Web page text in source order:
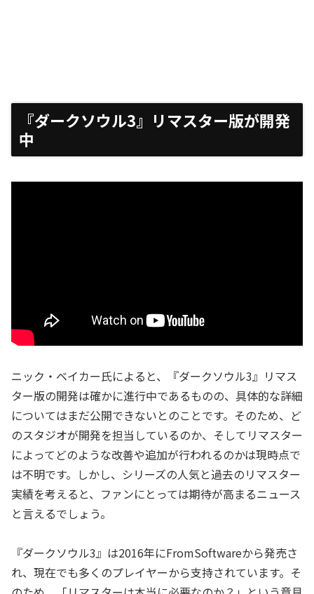
『ダークソウル3』リマスター版が開発
中
ニック・ベイカー氏によると、『ダークソウル3』リマス
ター版の開発は確かに進行中であるものの、具体的な詳細
についてはまだ公開できないとのことです。そのため、ど
のスタジオが開発を担当しているのか、そしてリマスター
によってどのような改善や追加が行われるのかは現時点で
は不明です。しかし、シリーズの人気と過去のリマスター
実績を考えると、ファンにとっては期待が高まるニュース
と言えるでしょう。
『ダークソウル3』は2016年にFromSoftwareから発売さ
れ、現在でも多くのプレイヤーから支持されています。そ